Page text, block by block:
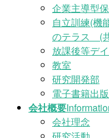
企業主導型
自立訓練(機
のテラス (
放課後等デ
教室
研究開発部
電子書籍出
会社概要
会社理念